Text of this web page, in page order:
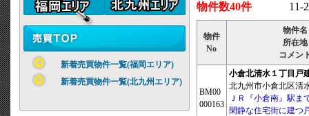
新着売買物件一覧(福岡エリア)
新着売買物件一覧(北九州エリア)
物件数40件 11-
物件
No
物件名
所在地
コメン
BM00
000163
小倉北清水１丁目戸
北九州市小倉北区清
ＪＲ『小倉南』駅ま
閑静な住宅街に建つ